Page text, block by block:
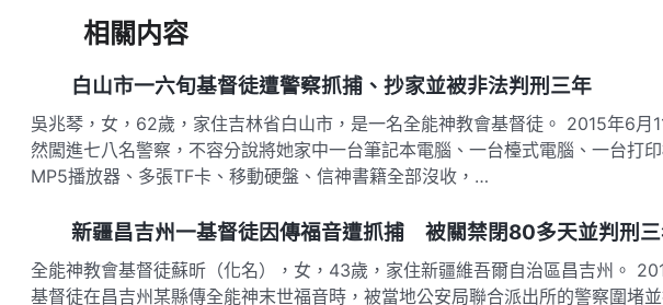
相關内容
白山市一六旬基督徒遭警察抓捕、抄家並被非法判刑三年
吳兆琴，女，62歲，家住吉林省白山市，是一名全能神教會基督徒。 2015年6月
然闖進七八名警察，不容分說將她家中一台筆記本電腦、一台檯式電腦、一台打
MP5播放器、多張TF卡、移動硬盤、信神書籍全部沒收，…
新疆昌吉州一基督徒因傳福音遭抓捕 被關禁閉80多天並判刑
全能神教會基督徒蘇昕（化名），女，43歲，家住新疆維吾爾自治區昌吉州。
基督徒在昌吉州某縣傳全能神末世福音時，被當地公安局聯合派出所的警察圍堵